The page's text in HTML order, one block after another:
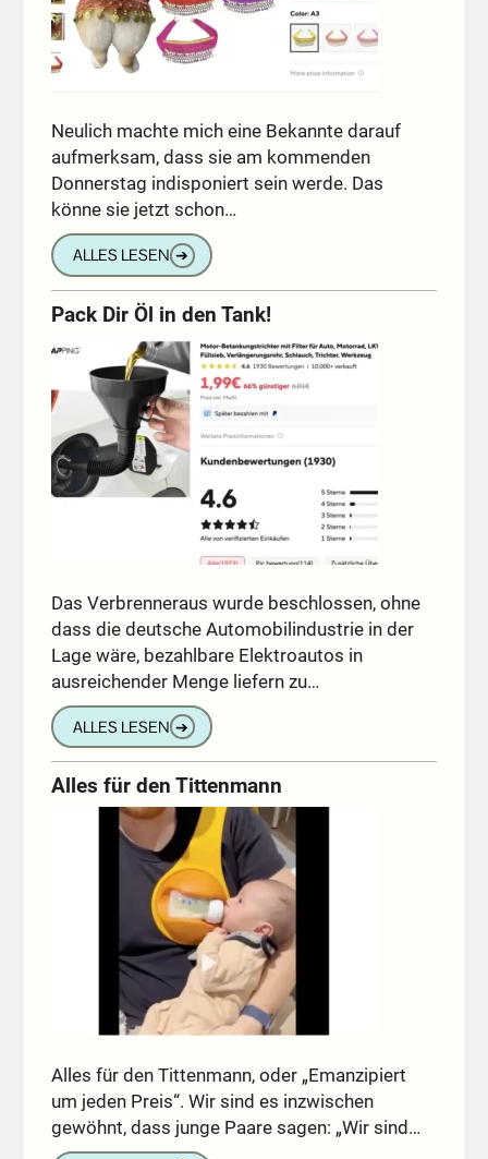
Neulich machte mich eine Bekannte darauf
aufmerksam, dass sie am kommenden
Donnerstag indisponiert sein werde. Das
könne sie jetzt schon…
ALLES LESEN ➔
Pack Dir Öl in den Tank!
Das Verbrenneraus wurde beschlossen, ohne
dass die deutsche Automobilindustrie in der
Lage wäre, bezahlbare Elektroautos in
ausreichender Menge liefern zu…
ALLES LESEN ➔
Alles für den Tittenmann
Alles für den Tittenmann, oder „Emanzipiert
um jeden Preis“. Wir sind es inzwischen
gewöhnt, dass junge Paare sagen: „Wir sind…